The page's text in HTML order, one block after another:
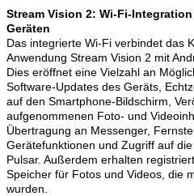
Stream Vision 2: Wi-Fi-
Geräten
Das integrierte Wi-Fi verbindet das
Anwendung Stream Vision 2 mit
Dies eröffnet eine Vielzahl an
Software-Updates des Geräts,
auf den Smartphone-Bildschirm,
aufgenommenen Foto- und
Übertragung an Messenger,
Gerätefunktionen und Zugriff auf
Pulsar. Außerdem erhalten
Speicher für Fotos und Videos, die
wurden.